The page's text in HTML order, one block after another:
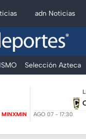
adn Noticias
Selección Azteca
MINXMIN AGO 07 - 17:30